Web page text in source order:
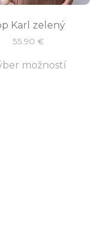
Karl zelený
55.90 €
možností